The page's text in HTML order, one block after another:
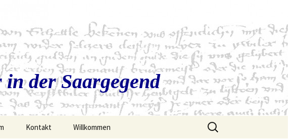
der Saargegend
Kontakt Willkommen
Suchen
nach: